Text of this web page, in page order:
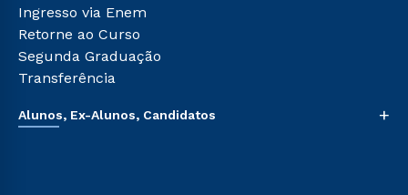
Ingresso via Enem
Retorne ao Curso
Segunda Graduação
Transferência
Alunos, Ex-Alunos, Candidatos +